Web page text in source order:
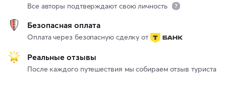
Все авторы подтверждают свою личность
Безопасная оплата
Оплата через безопасную сделку от
Реальные отзывы
После каждого путешествия мы собираем отзыв туриста